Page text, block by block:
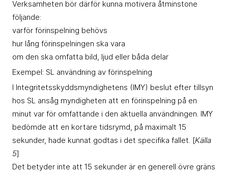
Verksamheten bör därför kunna motivera åtminstone
följande:
varför förinspelning behövs
hur lång förinspelningen ska vara
om den ska omfatta bild, ljud eller båda delar
Exempel: SL användning av förinspelning
I Integritetsskyddsmyndighetens (IMY) beslut efter tillsyn
hos SL ansåg myndigheten att en förinspelning på en
minut var för omfattande i den aktuella användningen. IMY
bedömde att en kortare tidsrymd, på maximalt 15
sekunder, hade kunnat godtas i det specifika fallet. [Källa
5]
Det betyder inte att 15 sekunder är en generell övre gräns